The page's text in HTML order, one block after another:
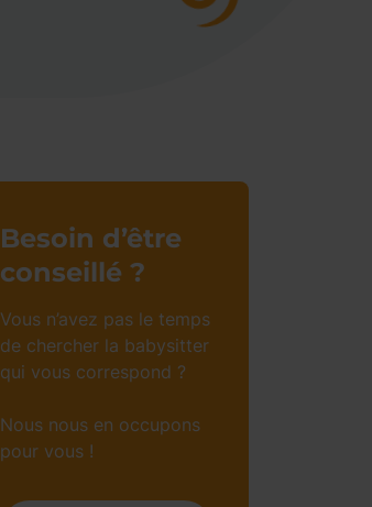
Besoin d’être
conseillé ?
Vous n’avez pas le temps
de chercher la babysitter
qui vous correspond ?
Nous nous en occupons
pour vous !